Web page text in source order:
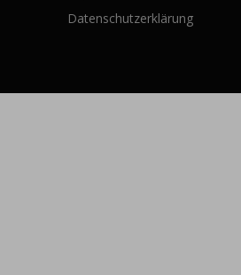
Datenschutzerklärung